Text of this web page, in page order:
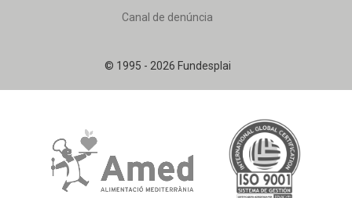
© 1995 - 2026 Fundesplai
Canal de denúncia